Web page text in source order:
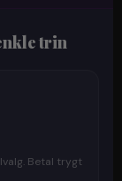
trin
Betal trygt